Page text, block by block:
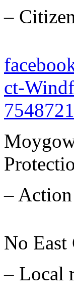
–
ct-
7548721
–
No East
– Local